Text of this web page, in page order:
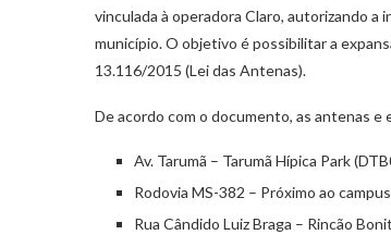
vinculada à operadora Claro, autorizando a
município. O objetivo é possibilitar a
13.116/2015 (Lei das Antenas).
De acordo com o documento, as antenas
Av. Tarumã – Tarumã Hípica Park
Rodovia MS-382 – Próximo ao
Rua Cândido Luiz Braga – Rincão